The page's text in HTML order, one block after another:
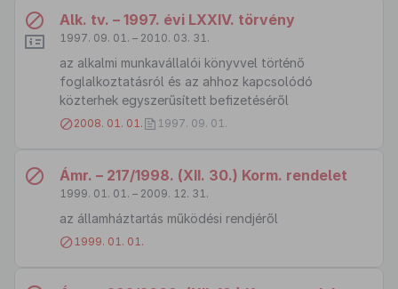
Alk. tv. – 1997. évi LXXIV. törvény
1997. 09. 01. – 2010. 03. 31.
az alkalmi munkavállalói könyvvel történő
foglalkoztatásról és az ahhoz kapcsolódó
közterhek egyszerűsített befizetéséről
2008. 01. 01. 1997. 09. 01.
Ámr. – 217/1998. (XII. 30.) Korm. rendelet
1999. 01. 01. – 2009. 12. 31.
az államháztartás működési rendjéről
1999. 01. 01.